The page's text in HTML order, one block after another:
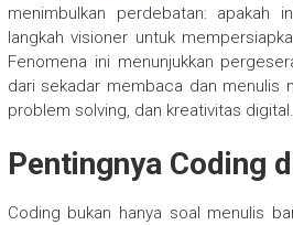
menimbulkan perdebatan: apakah
langkah visioner untuk
Fenomena ini menunjukkan
dari sekadar membaca dan menulis
problem solving, dan kreativitas digital.
Pentingnya Coding
Coding bukan hanya soal menulis